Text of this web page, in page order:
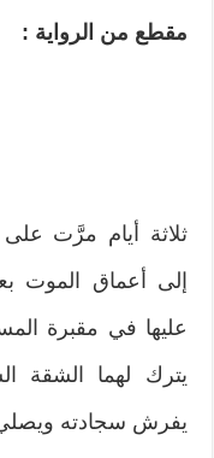
مقطع من الرواية :
ثلاثة أيام مرَّت
إلى أعماق الموت
عليها في مقبرة
يترك لهما الشقة
يفرش سجادته